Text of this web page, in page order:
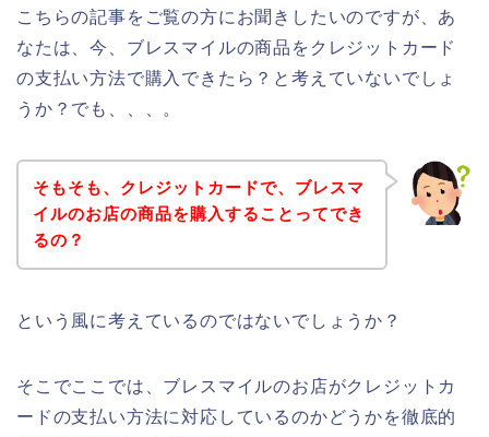
こちらの記事をご覧の方にお聞きしたいのですが、あ
なたは、今、ブレスマイルの商品をクレジットカード
の支払い方法で購入できたら？と考えていないでしょ
うか？でも、、、。
そもそも、クレジットカードで、ブレスマ
イルのお店の商品を購入することってでき
るの？
という風に考えているのではないでしょうか？
そこでここでは、ブレスマイルのお店がクレジットカ
ードの支払い方法に対応しているのかどうかを徹底的